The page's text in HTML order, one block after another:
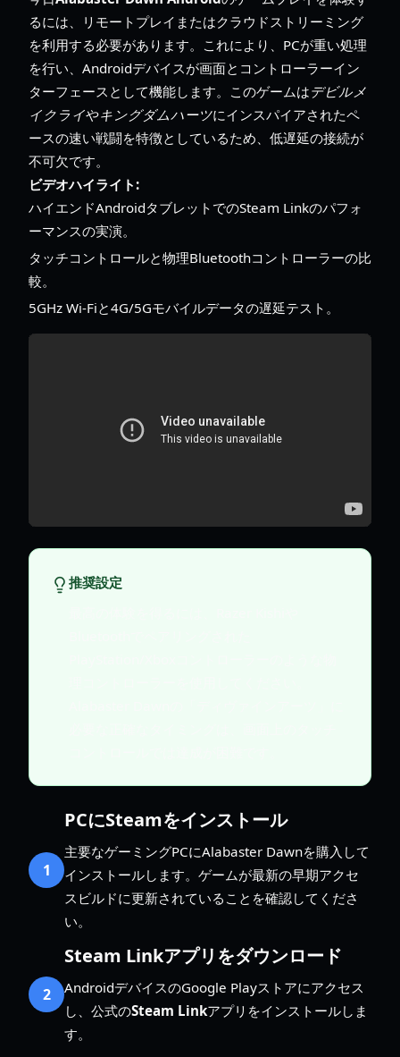
るには、リモートプレイまたはクラウドストリーミング
を利用する必要があります。これにより、PCが重い処理
を行い、Androidデバイスが画面とコントローラーイン
ターフェースとして機能します。このゲームはデビルメ
イクライやキングダムハーツにインスパイアされたペ
ースの速い戦闘を特徴としているため、低遅延の接続が
不可欠です。
ビデオハイライト:
ハイエンドAndroidタブレットでのSteam Linkのパフォ
ーマンスの実演。
タッチコントロールと物理Bluetoothコントローラーの比
較。
5GHz Wi-Fiと4G/5Gモバイルデータの遅延テスト。
推奨設定
1
PCにSteamをインストール
主要なゲーミングPCにAlabaster Dawnを購入して
インストールします。ゲームが最新の早期アクセ
スビルドに更新されていることを確認してくださ
い。
2
Steam Linkアプリをダウンロード
AndroidデバイスのGoogle Playストアにアクセス
し、公式のSteam Linkアプリをインストールしま
す。